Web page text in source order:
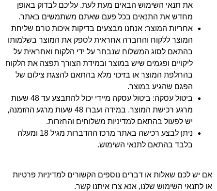
את תנאי השימוש הבאים מעת לעת. עליכם לבדוק באופן
מחדש את התנאים בכל פעם שאתם משתמשים באתר.
אחריות המוצר: אנחנו מבצעים בדיקות איכות טרם שליחת
המוצר ללקוח והחברה אחראית לספק את המוצר בשלמותו
בהתאם לסוג המשלוח שנבחר על ידי הלקוח ואחראית על
ליקויים ופגמים שיש במוצר ובמידת הצורך תפצה את הלקוח
בהחלפת המוצר או בזיכוי מלא בהתאם להצגת צילום של
הפגם שהגיע במוצר.
ביטול עסקה: ביטול עסקה מיידי יכול להתבצע עד 48 שעות
מרגע רכישת המוצר. במידה ועברו 48 שעות מרגע ההזמנה,
יש לפעול בהתאם למדיניות משלוחים והחזרות.
ניתן לבצע רכישה באתר מרכז ההדברות מגיל 18 ומעלה
בלבד בהתאם לתנאי השימוש.
יש לכם שאלות או דברים נוספים הקשורים למדיניות פרטיות
לתנאי השימוש שלנו, אנא צרו איתנו קשר.